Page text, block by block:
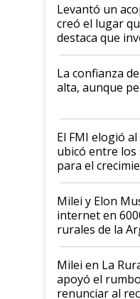
Levantó un
creó el lugar
destaca que
kirchnerismo
plata a un hijo
Juan Félix
que de una
de Milei
La confianza
alta, aunque
El FMI elogió
ubicó entre los
para el
Milei y Elon
internet en
rurales de la
a un acuerdo
Milei en La
apoyó el
renunciar al